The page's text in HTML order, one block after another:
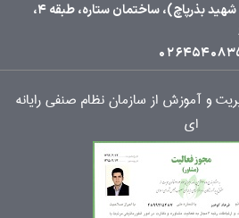
(کوچه شهید بذرپاچ)، ساختمان ستاره، طبقه 4،
و آموزش از سازمان نظام صنفی رایانه
ای